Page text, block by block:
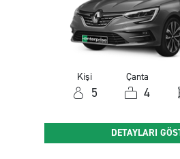
Kişi
5
Çanta
4
DETAYLARI